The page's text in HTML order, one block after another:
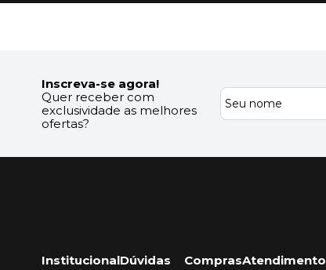
Inscreva-se agora!
Quer receber com
exclusividade as melhores
ofertas?
InstitucionalDúvidas
ComprasAtendimento